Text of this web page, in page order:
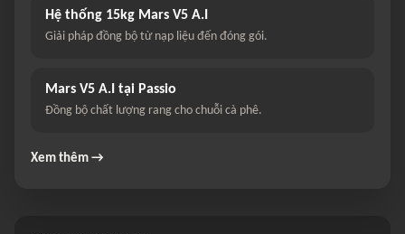
Hệ thống 15kg Mars V5 A.I
Giải pháp đồng bộ từ nạp liệu đến đóng gói.
Mars V5 A.I tại Passio
Đồng bộ chất lượng rang cho chuỗi cà phê.
Xem thêm →